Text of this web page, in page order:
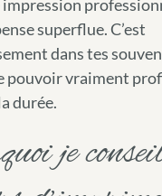
superflue. C’est
dans tes
pouvoir vraiment
durée.
je